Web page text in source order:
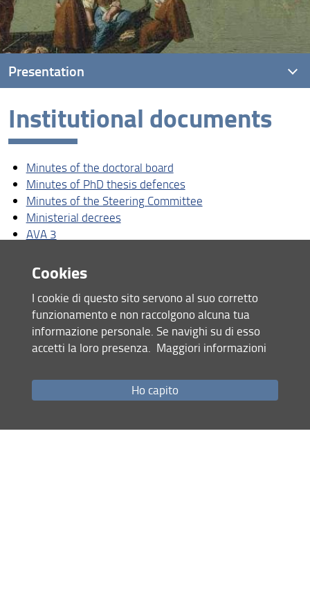
Institutional documents
Minutes of the doctoral board
Minutes of PhD thesis defences
Minutes of the Steering Committee
Ministerial decrees
AVA 3
Share
Presentation
What is a PhD programme?
Phd life and forms
Purpose and career opportunities
Regulations and Admission
Quality assurance
Contacts details
Institutional documents
last update
30.04.2026
RSS feed
Cookies
I cookie di questo sito servono al suo corretto
funzionamento e non raccolgono alcuna tua
informazione personale. Se navighi su di esso
accetti la loro presenza. Maggiori informazioni
Ho capito